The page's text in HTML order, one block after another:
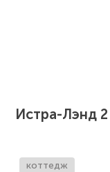
Истра-Лэнд 2
коттедж